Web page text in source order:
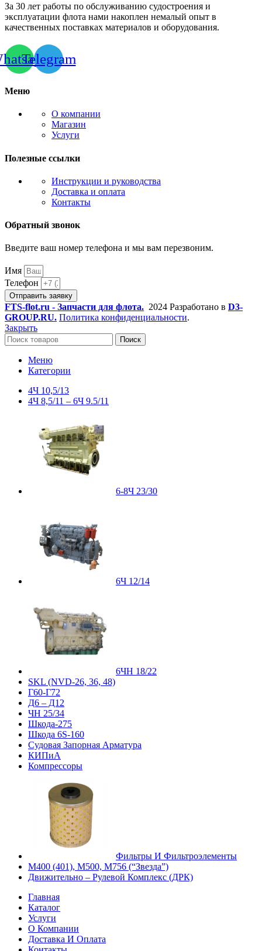
За 30 лет работы по обслуживанию судостроения и
эксплуатации флота нами накоплен немалый опыт в
качественных поставках материалов и оборудования.
Telegram
Меню
О компании
Магазин
Услуги
Полезные ссылки
Инструкции и руководства
Доставка и оплата
Контакты
Обратный звонок
Введите ваш номер телефона и мы вам перезвоним.
Имя
Телефон
Отправить заявку
FTS-flot.ru - Запчасти для флота. 2024 Разработано в D3-
GROUP.RU. Политика конфиденциальности.
Закрыть
Поиск
Меню
Категории
4Ч 10,5/13
4Ч 8,5/11 – 6Ч 9.5/11
6-8Ч 23/30
6Ч 12/14
6ЧН 18/22
SKL (NVD-26, 36, 48)
Г60-Г72
Д6 – Д12
ЧН 25/34
Шкода-275
Шкода 6S-160
Судовая Запорная Арматура
КИПиА
Компрессоры
Фильтры И Фильтроэлементы
М400 (401), М500, М756 (“Звезда”)
Движительно – Рулевой Комплекс (ДРК)
Главная
Каталог
Услуги
О Компании
Доставка И Оплата